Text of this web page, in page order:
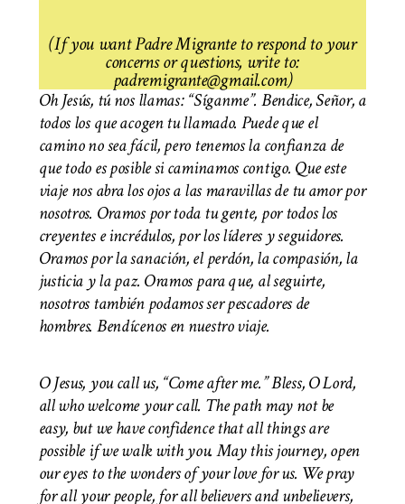
(If you want Padre Migrante to respond to your
concerns or questions, write to:
padremigrante@gmail.com)
Oh Jesús, tú nos llamas: “Síganme”. Bendice, Señor, a
todos los que acogen tu llamado. Puede que el
camino no sea fácil, pero tenemos la confianza de
que todo es posible si caminamos contigo. Que este
viaje nos abra los ojos a las maravillas de tu amor por
nosotros. Oramos por toda tu gente, por todos los
creyentes e incrédulos, por los líderes y seguidores.
Oramos por la sanación, el perdón, la compasión, la
justicia y la paz. Oramos para que, al seguirte,
nosotros también podamos ser pescadores de
hombres. Bendícenos en nuestro viaje.
O Jesus, you call us, “Come after me.” Bless, O Lord,
all who welcome your call. The path may not be
easy, but we have confidence that all things are
possible if we walk with you. May this journey, open
our eyes to the wonders of your love for us. We pray
for all your people, for all believers and unbelievers,